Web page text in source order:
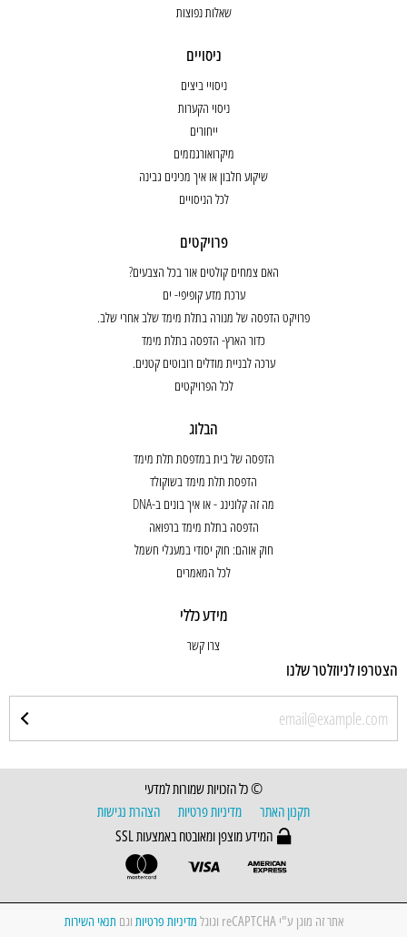
שאלות נפוצות
ניסויים
ניסויי ביצים
ניסוי הקערות
ייחורים
מיקרואורגנזמים
שיקוע חלבון או איך מכינים גבינה
לכל הניסויים
פרויקטים
האם צמחים קולטים אור בכל הצבעים?
ערכת מדע קופיפי- ים
פרויקט הדפסה של מנורה בתלת מימד שלב אחרי שלב.
כדור הארץ- הדפסה בתלת מימד
ערכה לבניית מודלים רובוטים קטנים.
לכל הפרויקטים
הבלוג
הדפסה של בית במדפסת תלת מימד
הדפסת תלת מימד בשוקולד
מה זה קלונינג - או איך בונים ב-DNA
הדפסה בתלת מימד ברפואה
חוק אוהם: חוק יסודי במעגלי חשמל
לכל המאמרים
מידע כללי
צרו קשר
הצטרפו לניוזלטר שלנו
© כל הזכויות שמורות למדעי
תקנון האתר
מדיניות פרטיות
הצהרת נגישות
המידע מוצפן ומאובטח באמצעות SSL
אתר זה מוגן ע"י reCAPTCHA וגוגל מדיניות פרטיות וגם תנאי השירות